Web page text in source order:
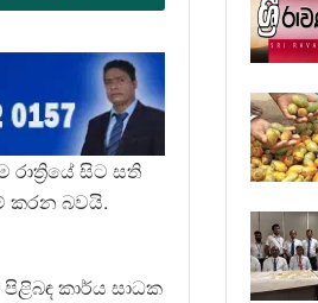
රාත්‍රියේ සිට සති
කරන බවයි.
කාර්ය සාධක